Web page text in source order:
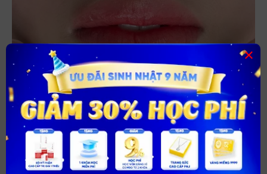
Tuân thủ chế độ chăm sóc môi sau khử thâm khoa học
để môi phục hồi và lên màu nhanh chóng, ổn định màu
môi lâu bền
×